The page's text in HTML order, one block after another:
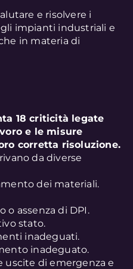
e risolvere i
impianti industriali e
in materia di
18 criticità legate
e le misure
corretta risoluzione.
da diverse
dei materiali.
o assenza di DPI.
stato.
inadeguati.
inadeguato.
uscite di emergenza e